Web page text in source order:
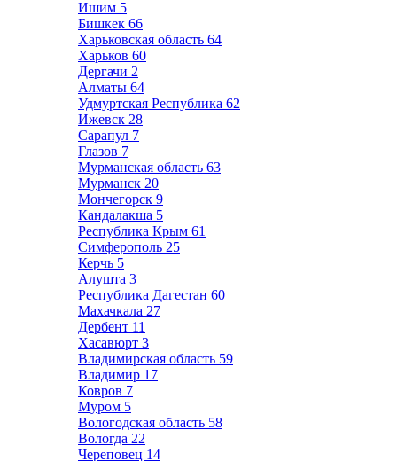
Ишим 5
Бишкек 66
Харьковская область 64
Харьков 60
Дергачи 2
Алматы 64
Удмуртская Республика 62
Ижевск 28
Сарапул 7
Глазов 7
Мурманская область 63
Мурманск 20
Мончегорск 9
Кандалакша 5
Республика Крым 61
Симферополь 25
Керчь 5
Алушта 3
Республика Дагестан 60
Махачкала 27
Дербент 11
Хасавюрт 3
Владимирская область 59
Владимир 17
Ковров 7
Муром 5
Вологодская область 58
Вологда 22
Череповец 14